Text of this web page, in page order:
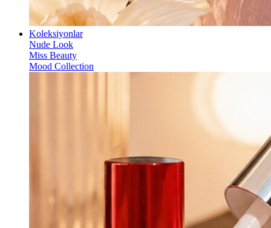
Koleksiyonlar
Nude Look
Miss Beauty
Mood Collection